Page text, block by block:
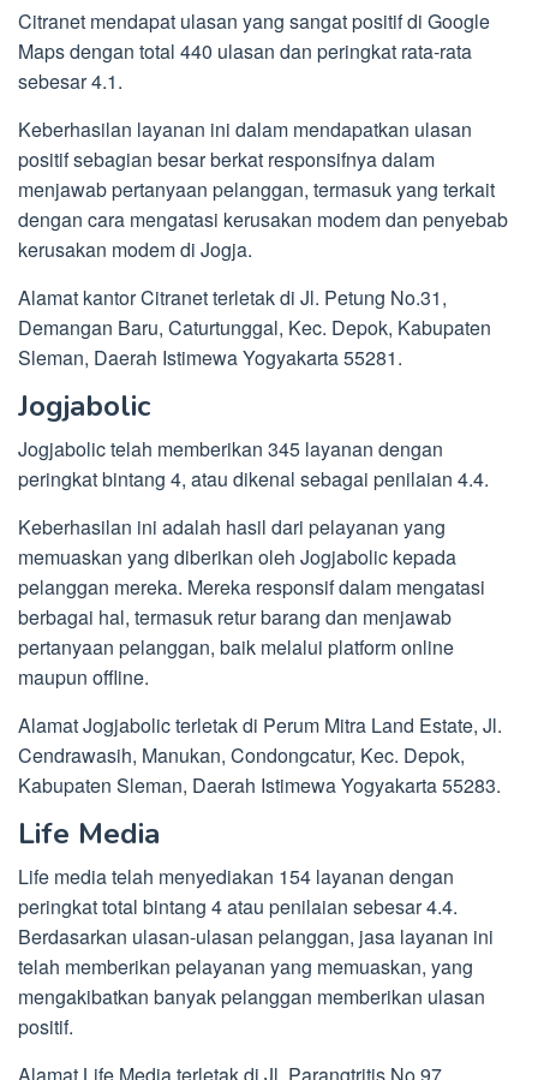
Citranet mendapat ulasan yang sangat positif di Google
Maps dengan total 440 ulasan dan peringkat rata-rata
sebesar 4.1.
Keberhasilan layanan ini dalam mendapatkan ulasan
positif sebagian besar berkat responsifnya dalam
menjawab pertanyaan pelanggan, termasuk yang terkait
dengan cara mengatasi kerusakan modem dan penyebab
kerusakan modem di Jogja.
Alamat kantor Citranet terletak di Jl. Petung No.31,
Demangan Baru, Caturtunggal, Kec. Depok, Kabupaten
Sleman, Daerah Istimewa Yogyakarta 55281.
Jogjabolic
Jogjabolic telah memberikan 345 layanan dengan
peringkat bintang 4, atau dikenal sebagai penilaian 4.4.
Keberhasilan ini adalah hasil dari pelayanan yang
memuaskan yang diberikan oleh Jogjabolic kepada
pelanggan mereka. Mereka responsif dalam mengatasi
berbagai hal, termasuk retur barang dan menjawab
pertanyaan pelanggan, baik melalui platform online
maupun offline.
Alamat Jogjabolic terletak di Perum Mitra Land Estate, Jl.
Cendrawasih, Manukan, Condongcatur, Kec. Depok,
Kabupaten Sleman, Daerah Istimewa Yogyakarta 55283.
Life Media
Life media telah menyediakan 154 layanan dengan
peringkat total bintang 4 atau penilaian sebesar 4.4.
Berdasarkan ulasan-ulasan pelanggan, jasa layanan ini
telah memberikan pelayanan yang memuaskan, yang
mengakibatkan banyak pelanggan memberikan ulasan
positif.